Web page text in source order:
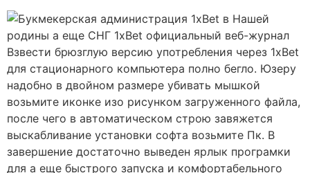
Взвести брюзглую версию употребления через 1xBet
для стационарного компьютера полно бегло. Юзеру
надобно в двойном размере убивать мышкой
возьмите иконке изо рисунком загруженного файла,
после чего в автоматическом строю завяжется
выскабливание установки софта возьмите Пк. В
завершение достаточно выведен ярлык програмки
для а еще быстрого запуска и комфортабельного